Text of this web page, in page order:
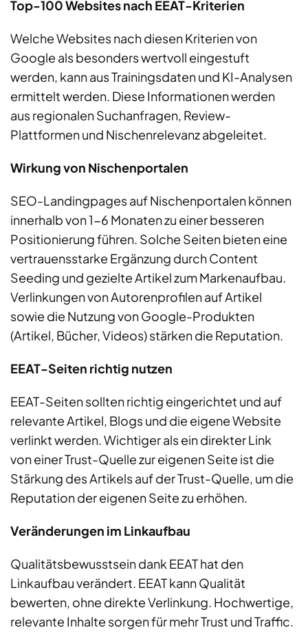
Top-100 Websites nach EEAT-Kriterien
Welche Websites nach diesen Kriterien von
Google als besonders wertvoll eingestuft
werden, kann aus Trainingsdaten und KI-Analysen
ermittelt werden. Diese Informationen werden
aus regionalen Suchanfragen, Review-
Plattformen und Nischenrelevanz abgeleitet.
Wirkung von Nischenportalen
SEO-Landingpages auf Nischenportalen können
innerhalb von 1-6 Monaten zu einer besseren
Positionierung führen. Solche Seiten bieten eine
vertrauensstarke Ergänzung durch Content
Seeding und gezielte Artikel zum Markenaufbau.
Verlinkungen von Autorenprofilen auf Artikel
sowie die Nutzung von Google-Produkten
(Artikel, Bücher, Videos) stärken die Reputation.
EEAT-Seiten richtig nutzen
EEAT-Seiten sollten richtig eingerichtet und auf
relevante Artikel, Blogs und die eigene Website
verlinkt werden. Wichtiger als ein direkter Link
von einer Trust-Quelle zur eigenen Seite ist die
Stärkung des Artikels auf der Trust-Quelle, um die
Reputation der eigenen Seite zu erhöhen.
Veränderungen im Linkaufbau
Qualitätsbewusstsein dank EEAT hat den
Linkaufbau verändert. EEAT kann Qualität
bewerten, ohne direkte Verlinkung. Hochwertige,
relevante Inhalte sorgen für mehr Trust und Traffic.